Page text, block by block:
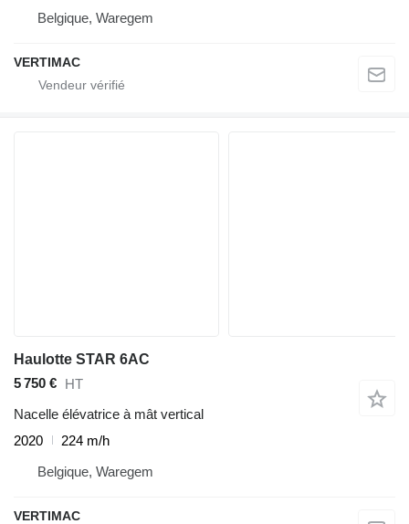
Belgique, Waregem
VERTIMAC
Haulotte STAR 6AC
5 750 € HT
Nacelle élévatrice à mât vertical
2020
224 m/h
Belgique, Waregem
VERTIMAC